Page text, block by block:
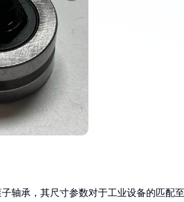
轴承，其尺寸参数对于工业设备的匹配